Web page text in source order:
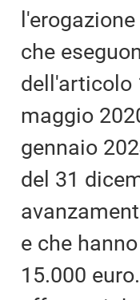
che
dell'articolo
maggio
gennaio
del 31
e che
15.000